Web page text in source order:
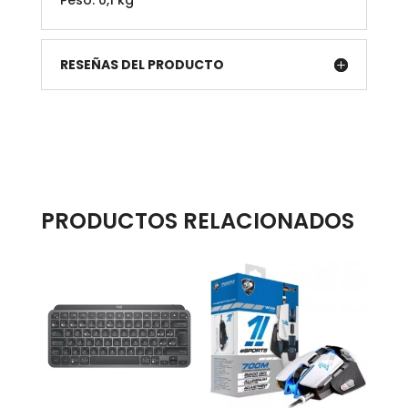
RESEÑAS DEL PRODUCTO
PRODUCTOS RELACIONADOS